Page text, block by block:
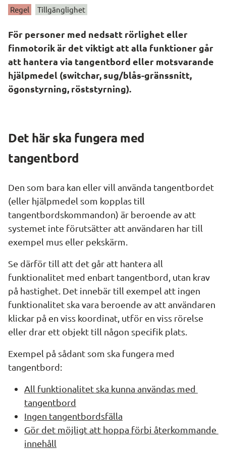
Regel Tillgänglighet
För personer med nedsatt rörlighet eller
finmotorik är det viktigt att alla funktioner går
att hantera via tangentbord eller motsvarande
hjälpmedel (switchar, sug/blås-gränssnitt,
ögonstyrning, röststyrning).
Det här ska fungera med
tangentbord
Den som bara kan eller vill använda tangentbordet
(eller hjälpmedel som kopplas till
tangentbordskommandon) är beroende av att
systemet inte förutsätter att användaren har till
exempel mus eller pekskärm.
Se därför till att det går att hantera all
funktionalitet med enbart tangentbord, utan krav
på hastighet. Det innebär till exempel att ingen
funktionalitet ska vara beroende av att användaren
klickar på en viss koordinat, utför en viss rörelse
eller drar ett objekt till någon specifik plats.
Exempel på sådant som ska fungera med
tangentbord:
All funktionalitet ska kunna användas med
tangentbord
Ingen tangentbordsfälla
Gör det möjligt att hoppa förbi återkommande
innehåll